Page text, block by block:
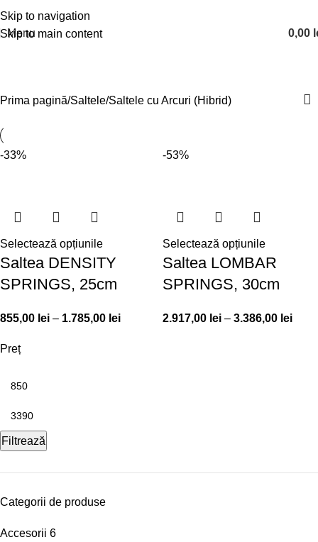
Skip to navigation
Skip to main content
Menu 0,00
Preț
Filtrează
Categorii de produse
Accesorii 6
Prima pagină Saltele Saltele cu Arcuri (Hibrid)
-33%
Selectează opțiunile
Saltea DENSITY
SPRINGS, 25cm
855,00 lei – 1.785,00 lei
-53%
Selectează opțiunile
Saltea LOMBAR
SPRINGS, 30cm
2.917,00 lei – 3.386,00 lei